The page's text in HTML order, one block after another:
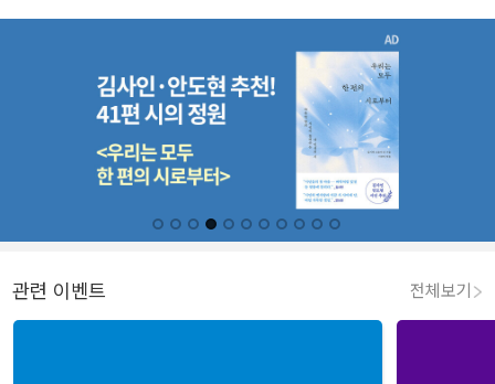
관련 이벤트 전체보기